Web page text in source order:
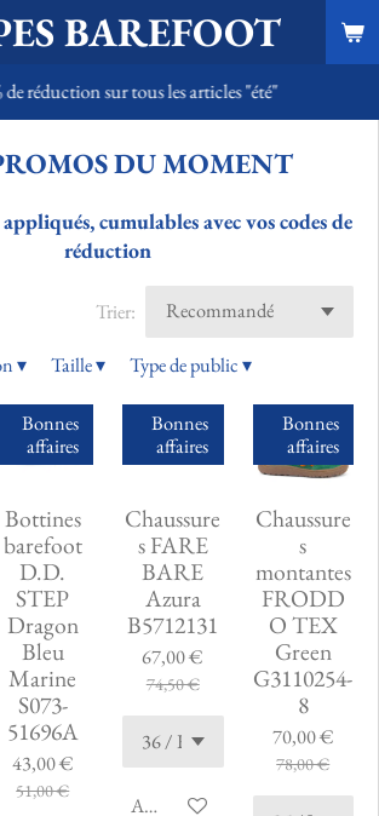
BAREFOOT
de réduction sur tous les articles "été"
DU MOMENT
cumulables avec vos codes de
réduction
Trier:
▾ Taille▾ Type de public▾
Bonnes
affaires
Bottines
barefoot
D.D.
STEP
Dragon
Bleu
Marine
S073-
51696A
43,00 €
51,00 €
Bonnes
affaires
Chaussure
s FARE
BARE
Azura
B5712131
67,00 €
74,50 €
Ajouter au panier
Bonnes
affaires
Chaussure
s
montantes
FRODD
O TEX
Green
G3110254-
8
70,00 €
78,00 €